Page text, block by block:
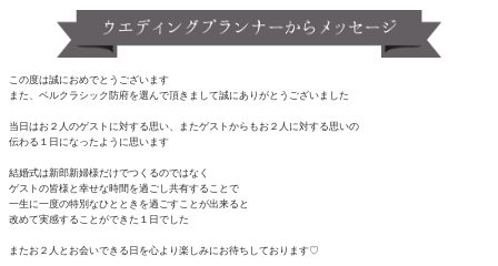
この度は誠におめでとうございます
また、ベルクラシック防府を選んで頂きまして誠にありがとうございました
当日はお２人のゲストに対する思い、またゲストからもお２人に対する思いの
伝わる１日になったように思います
結婚式は新郎新婦様だけでつくるのではなく
ゲストの皆様と幸せな時間を過ごし共有することで
一生に一度の特別なひとときを過ごすことが出来ると
改めて実感することができた１日でした
またお２人とお会いできる日を心より楽しみにお待ちしております♡